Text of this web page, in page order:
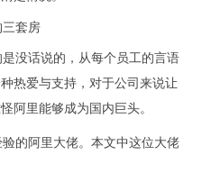
没话说的，从每个员工的言语
热爱与支持，对于公司来说让
阿里能够成为国内巨头。
的阿里大佬。本文中这位大佬